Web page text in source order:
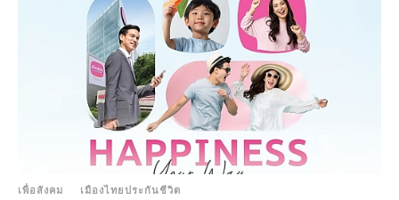
เพื่อสังคม เมืองไทยประกันชีวิต